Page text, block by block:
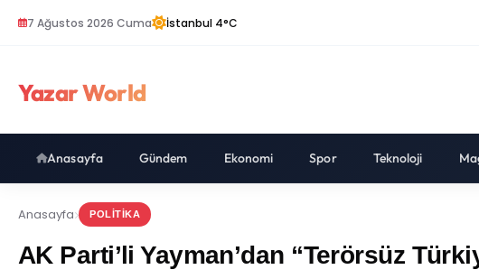
7 Ağustos 2026 Cuma İstanbul 4°C
Yazar World
Anasayfa Gündem Ekonomi Spor Teknoloji
Anasayfa POLITIKA
AK Parti’li Yayman’dan “Terörsüz